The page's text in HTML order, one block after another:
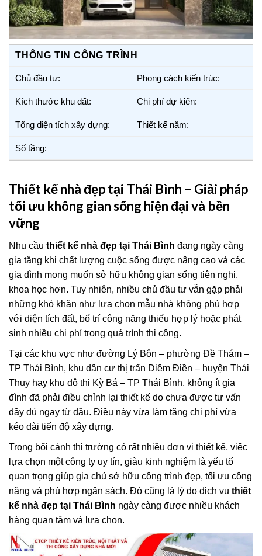
THÔNG TIN CÔNG TRÌNH
Chủ đầu tư: Phong cách kiến trúc:
Kích thước khu đất: Chi phí dự kiến:
Tổng diện tích xây dựng: Thiết kế năm:
Số tầng:
Thiết kế nhà đẹp tại Thái Bình – Giải pháp
tối ưu không gian sống hiện đại và bền
vững
Nhu cầu thiết kế nhà đẹp tại Thái Bình đang ngày càng
gia tăng khi chất lượng cuộc sống được nâng cao và các
gia đình mong muốn sở hữu không gian sống tiện nghi,
khoa học hơn. Tuy nhiên, nhiều chủ đầu tư vẫn gặp phải
những khó khăn như lựa chọn mẫu nhà không phù hợp
với diện tích đất, bố trí công năng thiếu hợp lý hoặc phát
sinh nhiều chi phí trong quá trình thi công.
Tại các khu vực như đường Lý Bôn – phường Đề Thám –
TP Thái Bình, khu dân cư thị trấn Diêm Điền – huyện Thái
Thụy hay khu đô thị Kỳ Bá – TP Thái Bình, không ít gia
đình đã phải điều chỉnh lại thiết kế do chưa được tư vấn
đầy đủ ngay từ đầu. Điều này vừa làm tăng chi phí vừa
kéo dài tiến độ xây dựng.
Trong bối cảnh thị trường có rất nhiều đơn vị thiết kế, việc
lựa chọn một công ty uy tín, giàu kinh nghiệm là yếu tố
quan trọng giúp gia chủ sở hữu công trình đẹp, tối ưu công
năng và phù hợp ngân sách. Đó cũng là lý do dịch vụ thiết
kế nhà đẹp tại Thái Bình ngày càng được nhiều khách
hàng quan tâm và lựa chọn.